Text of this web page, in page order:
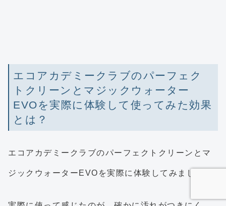
エコアカデミークラブのパーフェク
トクリーンとマジックウォーター
EVOを実際に体験して使ってみた効果
とは？
エコアカデミークラブのパーフェクトクリーンとマ
ジックウォーターEVOを実際に体験してみました。